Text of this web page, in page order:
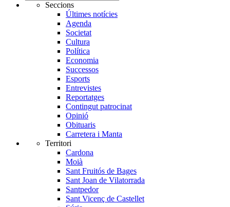
Seccions
Últimes notícies
Agenda
Societat
Cultura
Política
Economia
Successos
Esports
Entrevistes
Reportatges
Contingut patrocinat
Opinió
Obituaris
Carretera i Manta
Territori
Cardona
Moià
Sant Fruitós de Bages
Sant Joan de Vilatorrada
Santpedor
Sant Vicenç de Castellet